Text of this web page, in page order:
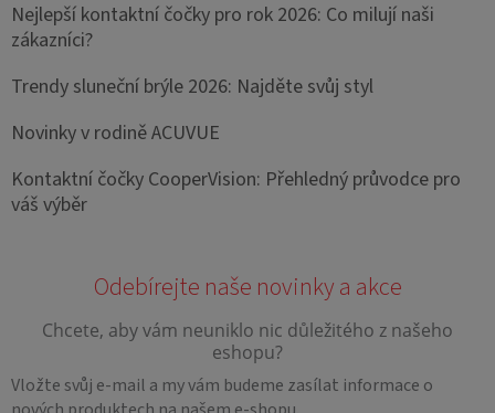
Nejlepší kontaktní čočky pro rok 2026: Co milují naši
zákazníci?
Trendy sluneční brýle 2026: Najděte svůj styl
Novinky v rodině ACUVUE
Kontaktní čočky CooperVision: Přehledný průvodce pro
váš výběr
Vložte svůj e-mail a my vám budeme zasílat informace o